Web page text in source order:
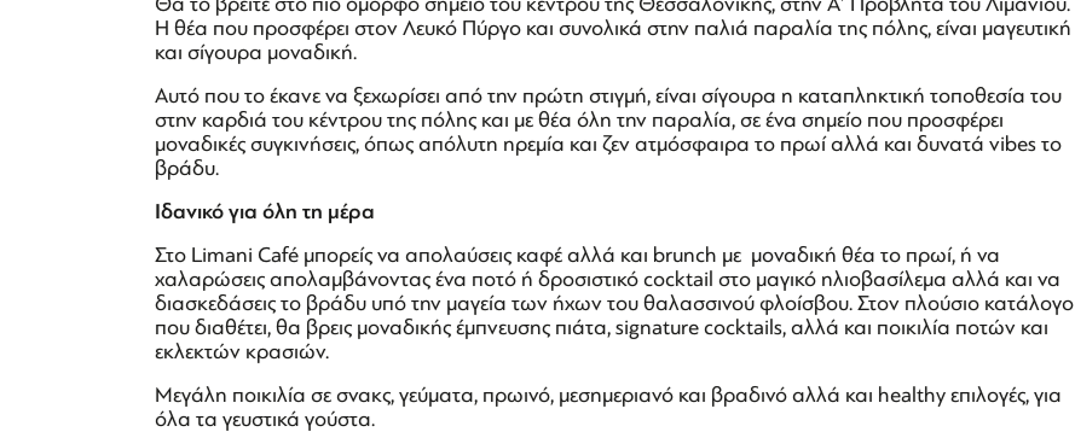
Η θέα που προσφέρει στον Λευκό Πύργο και συνολικά στην παλιά παραλία της πόλης, είναι μαγευτική
και σίγουρα μοναδική.
Αυτό που το έκανε να ξεχωρίσει από την πρώτη στιγμή, είναι σίγουρα η καταπληκτική τοποθεσία του
στην καρδιά του κέντρου της πόλης και με θέα όλη την παραλία, σε ένα σημείο που προσφέρει
μοναδικές συγκινήσεις, όπως απόλυτη ηρεμία και ζεν ατμόσφαιρα το πρωί αλλά και δυνατά vibes το
βράδυ.
Ιδανικό για όλη τη μέρα
Στο Limani Café μπορείς να απολαύσεις καφέ αλλά και brunch με μοναδική θέα το πρωί, ή να
χαλαρώσεις απολαμβάνοντας ένα ποτό ή δροσιστικό cocktail στο μαγικό ηλιοβασίλεμα αλλά και να
διασκεδάσεις το βράδυ υπό την μαγεία των ήχων του θαλασσινού φλοίσβου. Στον πλούσιο κατάλογο
που διαθέτει, θα βρεις μοναδικής έμπνευσης πιάτα, signature cocktails, αλλά και ποικιλία ποτών και
εκλεκτών κρασιών.
Μεγάλη ποικιλία σε σνακς, γεύματα, πρωινό, μεσημεριανό και βραδινό αλλά και healthy επιλογές, για
όλα τα γευστικά γούστα.